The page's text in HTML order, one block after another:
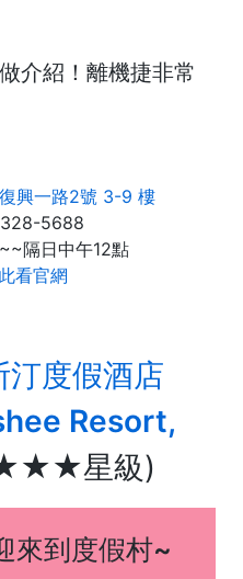
介紹！離機捷非常
興一路2號 3-9 樓
5688
隔日中午12點
看官網
度假酒店
Resort,
星級)
來到度假村~